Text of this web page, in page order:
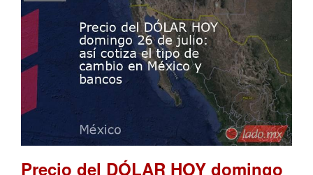
Precio del DÓLAR HOY domingo